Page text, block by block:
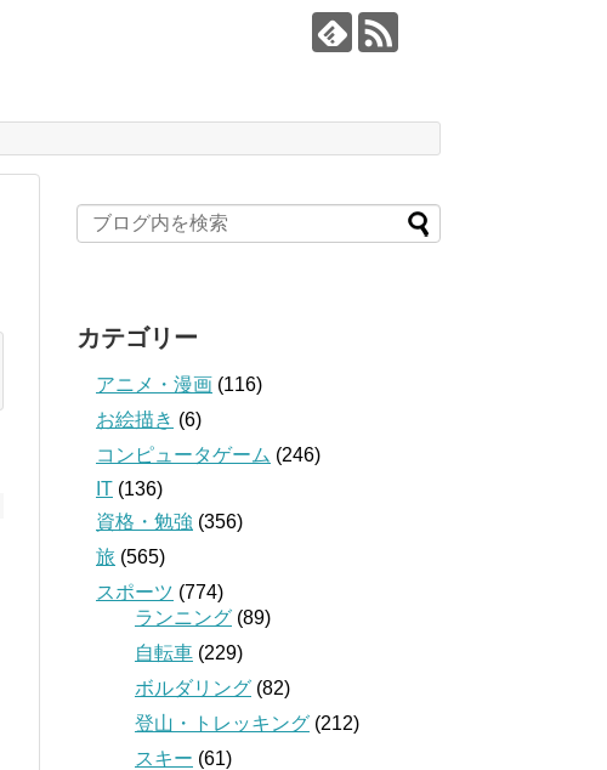
カテゴリー
アニメ・漫画 (116)
お絵描き (6)
コンピュータゲーム (246)
IT (136)
資格・勉強 (356)
旅 (565)
スポーツ (774)
ランニング (89)
自転車 (229)
ボルダリング (82)
登山・トレッキング (212)
スキー (61)